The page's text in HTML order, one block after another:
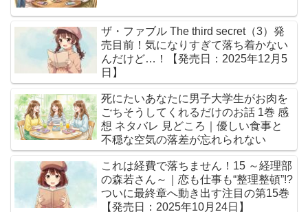
ザ・ファブル The third secret（3）発
売目前！気になりすぎて落ち着かない
んだけど…！【発売日：2025年12月5
日】
死にたいあなたに男子大学生がお肉を
ごちそうしてくれるだけのお話 1巻 感
想 ネタバレ 見どころ｜優しい食事と
不穏な空気の落差が忘れられない
これは経費で落ちません！15 ～経理部
の森若さん～｜恋も仕事も“整理整頓”!?
ついに最終章へ動き出す注目の第15巻
【発売日：2025年10月24日】